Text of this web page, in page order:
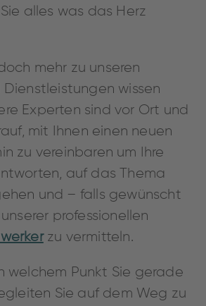
alles was das Herz
mehr zu unseren
Dienstleistungen wissen
Experten sind vor Ort und
mit Ihnen einen neuen
zu vereinbaren um Ihre
auf das Thema
und – falls gewünscht
professionellen
zu vermitteln.
welchem Punkt Sie gerade
Sie auf dem Weg zu